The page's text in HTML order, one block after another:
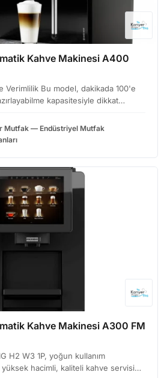
Kahve Makinesi A400
Verimlilik Bu model, dakikada 100'e
kapasitesiyle dikkat
kahve sağlanır. Bu da kahve…
Mutfak — Endüstriyel Mutfak
Kahve Makinesi A300 FM
H2 W3 1P, yoğun kullanım
hacimli, kaliteli kahve servisi